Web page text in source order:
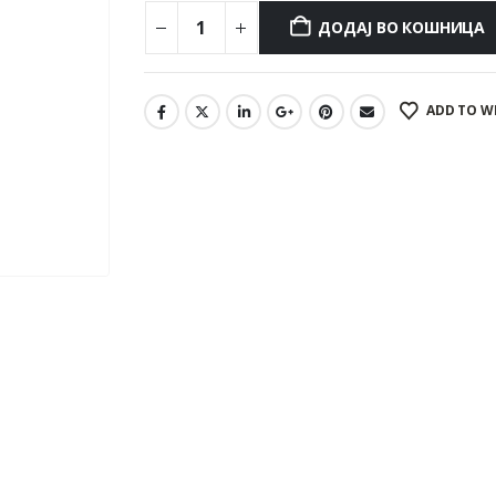
ДОДАЈ ВО КОШНИЦА
ADD TO